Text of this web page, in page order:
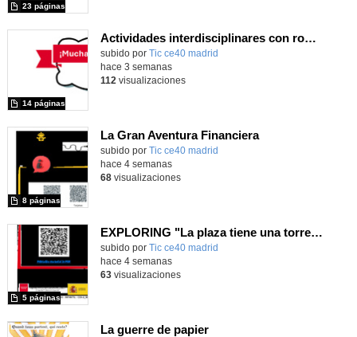
23 páginas
Actividades interdisciplinares con robótica y pensamiento computacional
Contenido educativo.
subido por Tic ce40 madrid
14 páginas
hace 3 semanas
112 visualizaciones
La Gran Aventura Financiera
subido por Tic ce40 madrid
8 páginas
hace 4 semanas
68visualizaciones
EXPLORING "La plaza tiene una torre" with MachaBOT
subido por Tic ce40 madrid
5 páginas
hace 4 semanas
63visualizaciones
La guerre de papier